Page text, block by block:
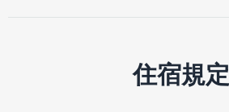
住宿規定